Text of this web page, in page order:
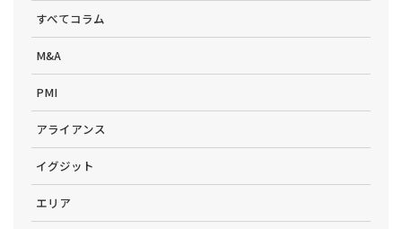
すべてコラム
M&A
PMI
アライアンス
イグジット
エリア